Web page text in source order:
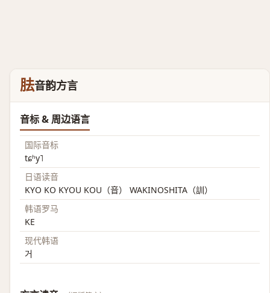
胠音韵方言
音标 & 周边语言
国际音标
tɕʰy˥
日语读音
KYO KO KYOU KOU（音） WAKINOSHITA（訓）
韩语罗马
KE
现代韩语
거